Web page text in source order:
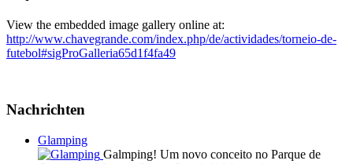
View the embedded image gallery online at:
http://www.chavegrande.com/index.php/de/actividades/torneio-de-
futebol#sigProGalleria65d1f4fa49
Nachrichten
Glamping
Galmping! Um novo conceito no Parque de